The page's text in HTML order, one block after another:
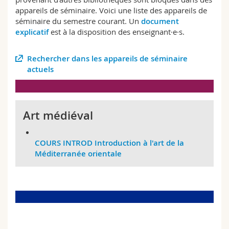
Sciences et médecine
Interfacultaire
Collaborateurs
Doctorants
Webmail
Programme des cours
MyUnifr
appareils de séminaire. Voici une liste des appareils de
séminaire du semestre courant. Un document
explicatifest à la disposition des enseignant·e·s.
Rechercher dans les appareils de séminaire
actuels
Art médiéval
COURS INTROD Introduction à l'art de la
Méditerranée orientale